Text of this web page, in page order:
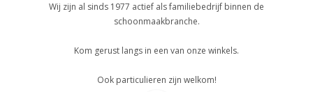
Wij zijn al sinds 1977 actief als familiebedrijf binnen de
schoonmaakbranche.
Kom gerust langs in een van onze winkels.
Ook particulieren zijn welkom!